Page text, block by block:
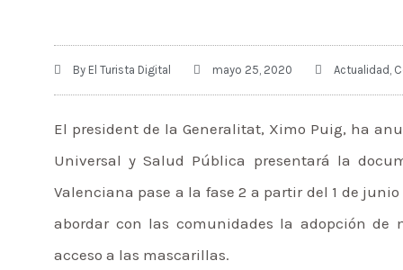
By El Turista Digital mayo 25, 2020 Actualidad
El president de la Generalitat, Ximo Puig, ha
Universal y Salud Pública presentará la
Valenciana pase a la fase 2 a partir del 1 de
abordar con las comunidades la adopción
acceso a las mascarillas.